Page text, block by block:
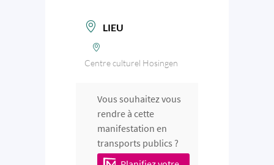
LIEU
Centre culturel Hosingen
Vous souhaitez vous
rendre à cette
manifestation en
transports publics ?